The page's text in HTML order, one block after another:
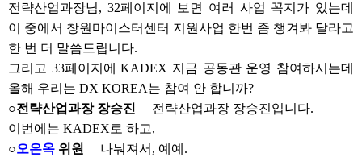
전략산업과장님, 32페이지에 보면 여러 사업 꼭지가 있는데
이 중에서 창원마이스터센터 지원사업 한번 좀 챙겨봐 달라고
한 번 더 말씀드립니다.
그리고 33페이지에 KADEX 지금 공동관 운영 참여하시는데
올해 우리는 DX KOREA는 참여 안 합니까?
○전략산업과장 장승진
전략산업과장 장승진입니다.
이번에는 KADEX로 하고,
○오은옥 위원
나눠져서, 예예.